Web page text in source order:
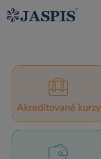
Akreditované kurzy